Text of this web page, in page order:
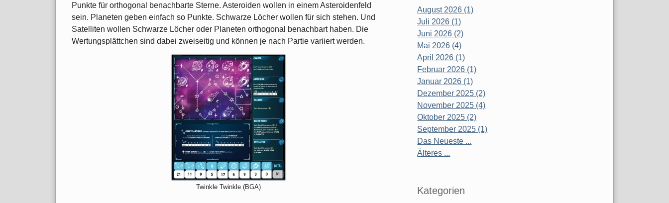
Punkte für orthogonal benachbarte Sterne. Asteroiden wollen in einem Asteroidenfeld
sein. Planeten geben einfach so Punkte. Schwarze Löcher wollen für sich stehen. Und
Satelliten wollen Schwarze Löcher oder Planeten orthogonal benachbart haben. Die
Wertungsplättchen sind dabei zweiseitig und können je nach Partie variiert werden.
Twinkle Twinkle (BGA)
August 2026 (1)
Juli 2026 (1)
Juni 2026 (2)
Mai 2026 (4)
April 2026 (1)
Februar 2026 (1)
Januar 2026 (1)
Dezember 2025 (2)
November 2025 (4)
Oktober 2025 (2)
September 2025 (1)
Das Neueste ...
Älteres ...
Kategorien